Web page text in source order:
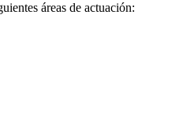
áreas de actuación: